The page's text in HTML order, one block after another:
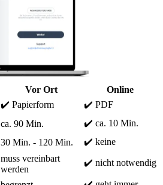
Vor Ort
Online
✔️ Papierform
✔️ PDF
ca. 90 Min.
✔️ ca. 10 Min.
30 Min. - 120 Min. ✔️ keine
muss vereinbart
werden
✔️ nicht notwendig